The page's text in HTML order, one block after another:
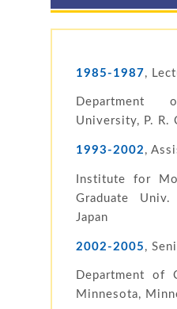
1985-1987,
Department
University, P. R.
1993-2002 ,
Institute for
Graduate
Japan
2002-2005 ,
Department of
Minnesota,